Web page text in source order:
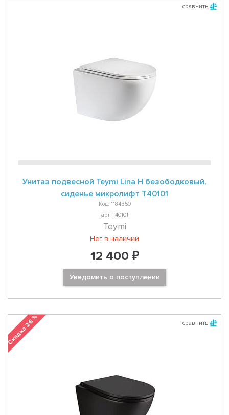
сравнить
Унитаз подвесной Teymi Lina H безободковый,
сиденье микролифт T40101
Код: 1184350
арт T40101
Teymi
Нет в наличии
12 400 ₽
Уведомить о поступлении
сравнить
Скидка 26 %